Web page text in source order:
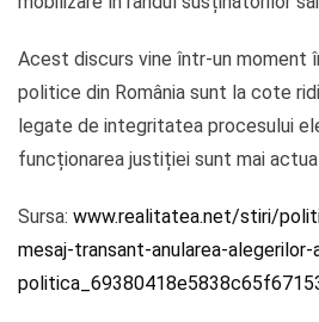
Acest discurs vine într-un moment
politice din România sunt la cote
legate de integritatea procesului
funcționarea justiției sunt mai
Sursa: www.realitatea.net/stiri/
mesaj-transant-anularea-